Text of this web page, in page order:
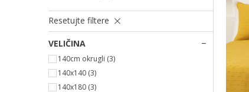
Resetujte filtere
VELIČINA
140cm okrugli (3)
140x140 (3)
140x180 (3)